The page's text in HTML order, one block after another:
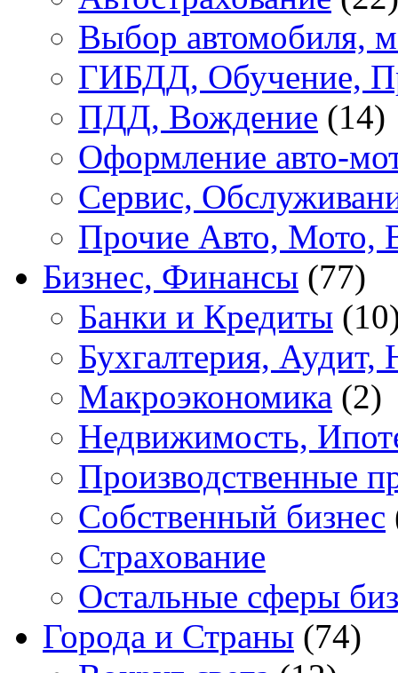
Выбор автомобиля,
ГИБДД, Обучение,
ПДД, Вождение (14)
Оформление авто-
Сервис,
Прочие Авто, Мото,
Бизнес, Финансы (77)
Банки и Кредиты
Бухгалтерия, Аудит,
Макроэкономика (2)
Недвижимость,
Производственные
Собственный бизнес
Страхование
Остальные сферы
Города и Страны (74)